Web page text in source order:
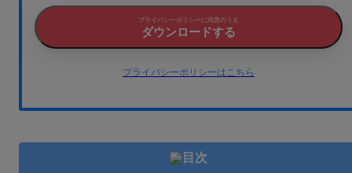
プライバシーポリシーに同意のうえ
ダウンロードする
プライバシーポリシーはこちら
目次